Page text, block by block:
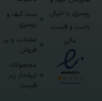
روسری با خیال
راحت و قیمت
عالی
ست کیف و
روسری
منتخب و پر
فروش
محصولات
ایراددار زیر
قیمت